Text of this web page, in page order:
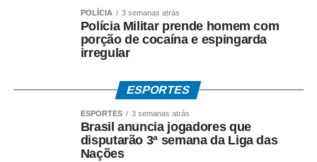
POLÍCIA 3 semanas atrás
Polícia Militar prende homem com
porção de cocaína e espingarda
irregular
ESPORTES
ESPORTES 3 semanas atrás
Brasil anuncia jogadores que
disputarão 3ª semana da Liga das
Nações